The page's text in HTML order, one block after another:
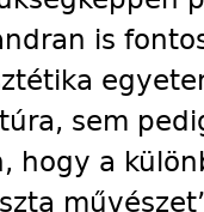
is
sem
hogy a